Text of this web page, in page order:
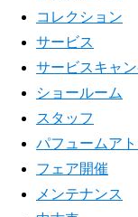
コレクション
サービス
サービスキャ
ショールーム
スタッフ
パフュームア
フェア開催
メンテナンス